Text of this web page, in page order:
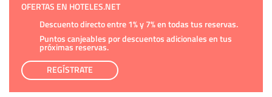
OFERTAS EN HOTELES.NET
Descuento directo entre 1% y 7% en todas tus reservas.
Puntos canjeables por descuentos adicionales en tus
próximas reservas.
REGÍSTRATE